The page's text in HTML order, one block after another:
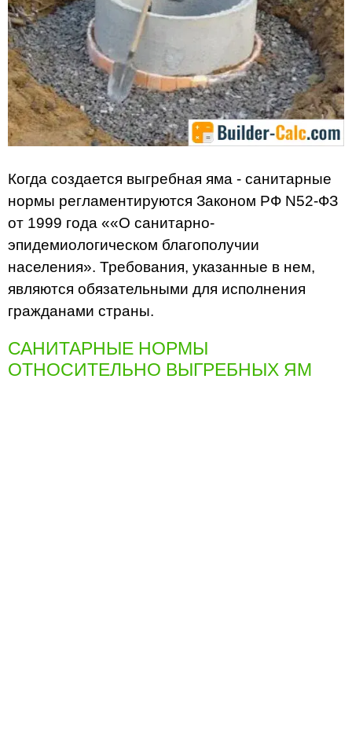
Когда создается выгребная яма - санитарные
нормы регламентируются Законом РФ N52-ФЗ
от 1999 года ««О санитарно-
эпидемиологическом благополучии
населения». Требования, указанные в нем,
являются обязательными для исполнения
гражданами страны.
САНИТАРНЫЕ НОРМЫ
ОТНОСИТЕЛЬНО ВЫГРЕБНЫХ ЯМ